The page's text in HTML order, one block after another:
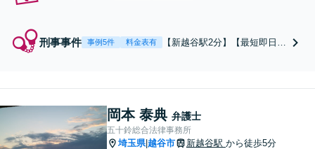
ストップ”から始めま
るよう尽力いたします
【子連れ相談可】【新
刑事事件 事例5件 料金表有
【新越谷駅2分】【最短即日対
渉も粘り強く対応。家族の逮
捕など、不安を抱える方は一
刻も早くご連絡ください。
岡本 泰典 弁護士
五十鈴総合法律事務所
埼玉県|越谷市 新越谷駅 から徒歩5分